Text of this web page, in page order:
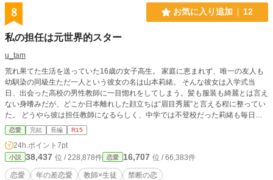
8 お気に入り追加 12
私の担任は元世界的スター
u_tam
荒れ果てた生活を送っていた16歳の女子高生。 家庭に恵まれず、唯一の友人も
幼馴染の同級生ただ一人という彼女の名は山本莉緒。 そんな彼女は入学式当
日、出会った高校の男性教師に一目惚れをしてしまう。髪も服装も綺麗とは言え
ない身嗜みだが、どこか日本離れした顔立ちは“眉目秀麗”と言える程に整ってい
た。 どうやら彼は担任教師になるらしく、中学では不登校だった莉緒も毎日の
様に目の保養として学校へ通う日々となったのだ。 しかし、彼は大きな秘密を
抱えていた… ※他サイトで投稿した事有り ※乱暴表現等含むシーン有るので15
R
恋愛 完結 長編 R15
24h.ポイント 7pt
小説 38,437 位 / 228,878件 恋愛 16,707 位 / 66,383件
恋愛 年の差恋愛 教師×生徒 禁断の恋